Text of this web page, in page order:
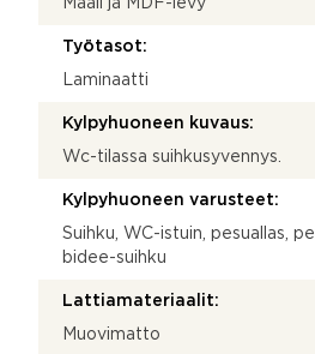
Maali ja MDF-levy
Työtasot:
Laminaatti
Kylpyhuoneen kuvaus:
Wc-tilassa suihkusyvennys.
Kylpyhuoneen varusteet:
Suihku, WC-istuin, pesuallas,
bidee-suihku
Lattiamateriaalit:
Muovimatto